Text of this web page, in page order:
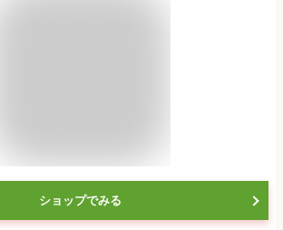
ショップでみる